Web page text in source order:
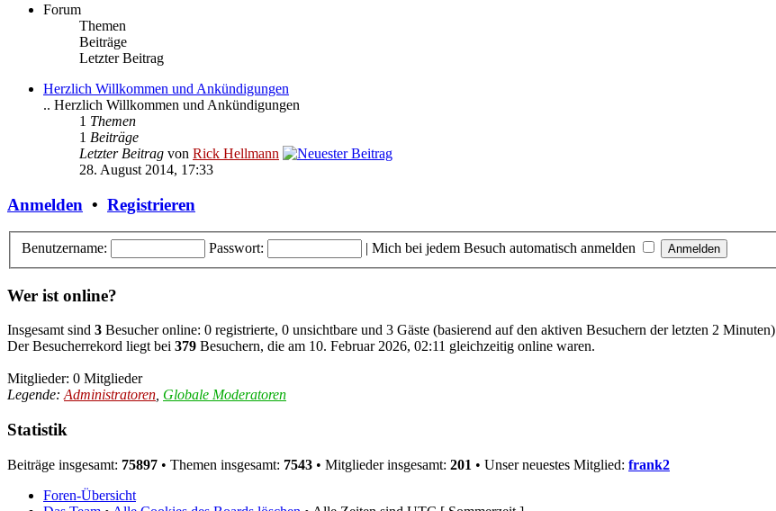
Forum
Themen
Beiträge
Letzter Beitrag
Herzlich Willkommen und Ankündigungen
.. Herzlich Willkommen und Ankündigungen
1 Themen
1 Beiträge
Letzter Beitrag von Rick Hellmann
28. August 2014, 17:33
Anmelden • Registrieren
Benutzername: Passwort: | Mich bei jedem Besuch automatisch anmelden
Wer ist online?
Insgesamt sind 3 Besucher online: 0 registrierte, 0 unsichtbare und 3 Gäste (basierend auf den aktiven Besuchern der letzten 2 Minuten)
Der Besucherrekord liegt bei 379 Besuchern, die am 10. Februar 2026, 02:11 gleichzeitig online waren.
Mitglieder: 0 Mitglieder
Legende: Administratoren Globale Moderatoren
Statistik
Beiträge insgesamt: 75897 • Themen insgesamt: 7543 • Mitglieder insgesamt: 201 • Unser neuestes Mitglied: frank2
Foren-Übersicht